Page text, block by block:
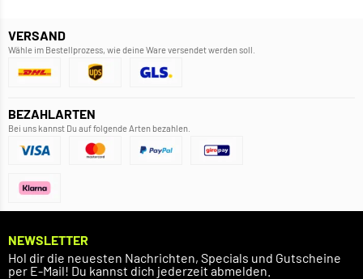
VERSAND
Wähle im Bestellprozess, wie deine Ware versendet werden soll.
BEZAHLARTEN
Bei uns kannst Du auf folgende Arten bezahlen.
NEWSLETTER
Hol dir die neuesten Nachrichten, Specials und Gutscheine
per E-Mail! Du kannst dich jederzeit abmelden.